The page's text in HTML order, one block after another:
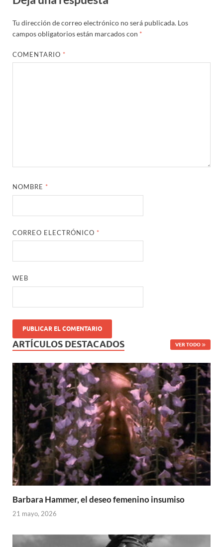
Tu dirección de correo electrónico no será publicada. Los
campos obligatorios están marcados con *
COMENTARIO *
NOMBRE *
CORREO ELECTRÓNICO *
WEB
ARTÍCULOS DESTACADOS VER TODO
Barbara Hammer, el deseo femenino insumiso
21 mayo, 2026